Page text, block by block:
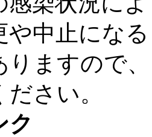
や中止になる
ますので、
さい。
ク